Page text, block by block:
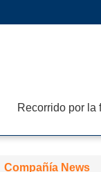
Compañía News